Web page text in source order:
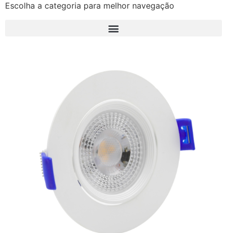
Escolha a categoria para melhor navegação